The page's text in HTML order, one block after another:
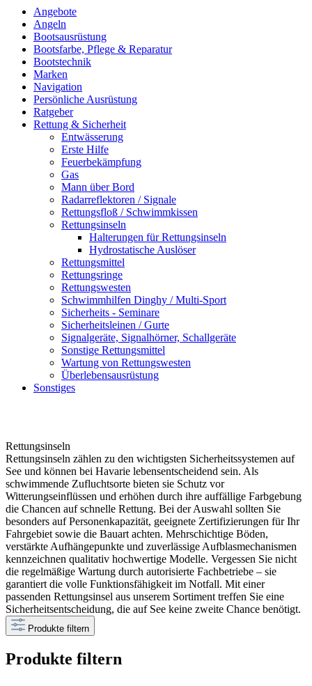
Angebote
Angeln
Bootsausrüstung
Bootsfarbe, Pflege & Reparatur
Bootstechnik
Marken
Navigation
Persönliche Ausrüstung
Ratgeber
Rettung & Sicherheit
Entwässerung
Erste Hilfe
Feuerbekämpfung
Gas
Mann über Bord
Radarreflektoren / Signale
Rettungsfloß / Schwimmkissen
Rettungsinseln
Halterungen für Rettungsinseln
Hydrostatische Auslöser
Rettungsmittel
Rettungsringe
Rettungswesten
Schwimmhilfen Dinghy / Multi-Sport
Sicherheits - Seminare
Sicherheitsleinen / Gurte
Signalgeräte, Signalhörner, Schallgeräte
Sonstige Rettungsmittel
Wartung von Rettungswesten
Überlebensausrüstung
Sonstiges
Rettungsinseln
Rettungsinseln zählen zu den wichtigsten Sicherheitssystemen auf
See und können bei Havarie lebensentscheidend sein. Als
schwimmende Zufluchtsorte bieten sie Schutz vor
Witterungseinflüssen und erhöhen durch ihre auffällige Farbgebung
die Chancen auf schnelle Rettung. Bei der Auswahl sollten Sie
besonders auf Personenkapazität, geeignete Zertifizierungen für Ihr
Fahrgebiet sowie die Bauart achten. Mehrschichtige Böden,
verstärkte Aufhängepunkte und zuverlässige Aufblasmechanismen
kennzeichnen qualitativ hochwertige Modelle. Vergessen Sie nicht
die regelmäßige Wartung durch autorisierte Fachbetriebe – sie
garantiert die volle Funktionsfähigkeit im Notfall. Mit einer
passenden Rettungsinsel aus unserem Sortiment treffen Sie eine
Sicherheitsentscheidung, die auf See keine zweite Chance benötigt.
Produkte filtern
Produkte filtern